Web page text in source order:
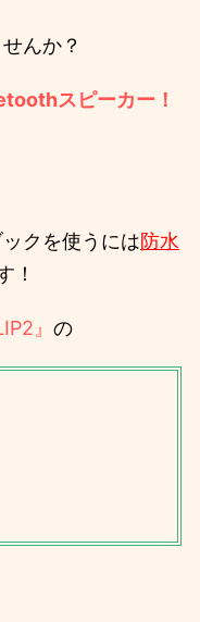
んか？
スピーカー！
クを使うには防水
！
』 の